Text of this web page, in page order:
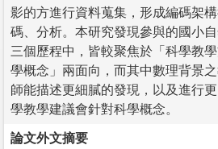
影的方進行資料蒐集，形成編碼架
碼、分析。本研究發現參與的國小
三個歷程中，皆較聚焦於「科學教
學概念」兩面向，而其中數理背景
師能描述更細膩的發現，以及進行
學教學建議會針對科學概念。
論文外文摘要